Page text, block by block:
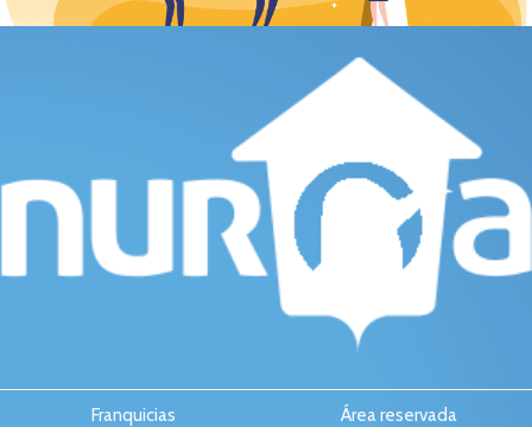
Franquicias
Área reservada